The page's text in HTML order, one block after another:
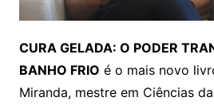
CURA GELADA: O PODER
BANHO FRIO é o mais novo
Miranda, mestre em Ciências